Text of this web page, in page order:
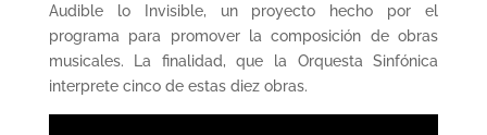
Audible lo Invisible, un proyecto hecho por el
programa para promover la composición de obras
musicales. La finalidad, que la Orquesta Sinfónica
interprete cinco de estas diez obras.